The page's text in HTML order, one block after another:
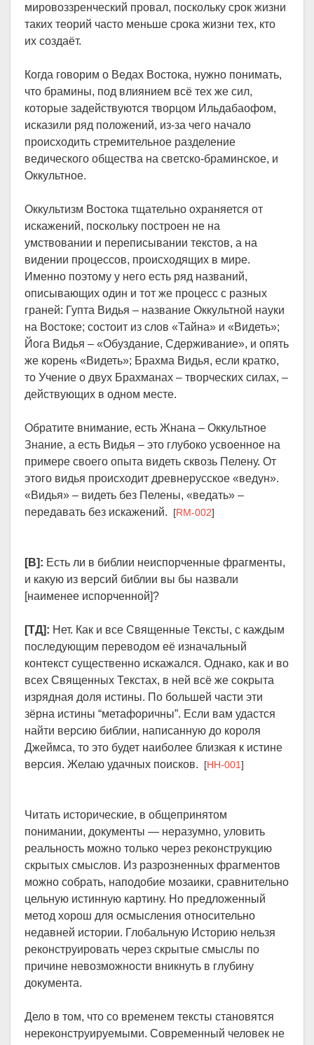
мировоззренческий провал, поскольку срок жизни
таких теорий часто меньше срока жизни тех, кто
их создаёт.
Когда говорим о Ведах Востока, нужно понимать,
что брамины, под влиянием всё тех же сил,
которые задействуются творцом Ильдабаофом,
исказили ряд положений, из-за чего начало
происходить стремительное разделение
ведического общества на светско-браминское, и
Оккультное.
Оккультизм Востока тщательно охраняется от
искажений, поскольку построен не на
умствовании и переписывании текстов, а на
видении процессов, происходящих в мире.
Именно поэтому у него есть ряд названий,
описывающих один и тот же процесс с разных
граней: Гупта Видья – название Оккультной науки
на Востоке; состоит из слов «Тайна» и «Видеть»;
Йога Видья – «Обуздание, Сдерживание», и опять
же корень «Видеть»; Брахма Видья, если кратко,
то Учение о двух Брахманах – творческих силах, –
действующих в одном месте.
Обратите внимание, есть Жнана – Оккультное
Знание, а есть Видья – это глубоко усвоенное на
примере своего опыта видеть сквозь Пелену. От
этого видья происходит древнерусское «ведун».
«Видья» – видеть без Пелены, «ведать» –
передавать без искажений. [RM-002]
[В]: Есть ли в библии неиспорченные фрагменты,
и какую из версий библии вы бы назвали
[наименее испорченной]?
[ТД]: Нет. Как и все Священные Тексты, с каждым
последующим переводом её изначальный
контекст существенно искажался. Однако, как и во
всех Священных Текстах, в ней всё же сокрыта
изрядная доля истины. По большей части эти
зёрна истины “метафоричны”. Если вам удастся
найти версию библии, написанную до короля
Джеймса, то это будет наиболее близкая к истине
версия. Желаю удачных поисков. [HH-001]
Читать исторические, в общепринятом
понимании, документы — неразумно, уловить
реальность можно только через реконструкцию
скрытых смыслов. Из разрозненных фрагментов
можно собрать, наподобие мозаики, сравнительно
цельную истинную картину. Но предложенный
метод хорош для осмысления относительно
недавней истории. Глобальную Историю нельзя
реконструировать через скрытые смыслы по
причине невозможности вникнуть в глубину
документа.
Дело в том, что со временем тексты становятся
нереконструируемыми. Современный человек не